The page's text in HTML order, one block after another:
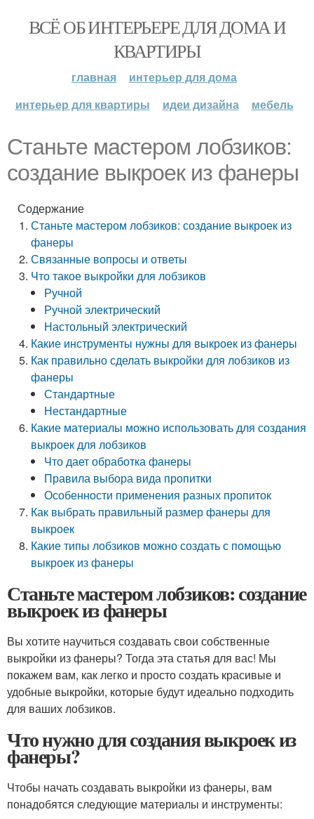
ВСЁ ОБ ИНТЕРЬЕРЕ ДЛЯ ДОМА И
КВАРТИРЫ
главная
интерьер для дома
интерьер для квартиры
идеи дизайна мебель
Станьте мастером лобзиков:
создание выкроек из фанеры
Содержание
Станьте мастером лобзиков: создание выкроек из
фанеры
Связанные вопросы и ответы
Что такое выкройки для лобзиков
Ручной
Ручной электрический
Настольный электрический
Какие инструменты нужны для выкроек из фанеры
Как правильно сделать выкройки для лобзиков из
фанеры
Стандартные
Нестандартные
Какие материалы можно использовать для создания
выкроек для лобзиков
Что дает обработка фанеры
Правила выбора вида пропитки
Особенности применения разных пропиток
Как выбрать правильный размер фанеры для
выкроек
Какие типы лобзиков можно создать с помощью
выкроек из фанеры
Станьте мастером лобзиков: создание
выкроек из фанеры
Вы хотите научиться создавать свои собственные
выкройки из фанеры? Тогда эта статья для вас! Мы
покажем вам, как легко и просто создать красивые и
удобные выкройки, которые будут идеально подходить
для ваших лобзиков.
Что нужно для создания выкроек из
фанеры?
Чтобы начать создавать выкройки из фанеры, вам
понадобятся следующие материалы и инструменты: